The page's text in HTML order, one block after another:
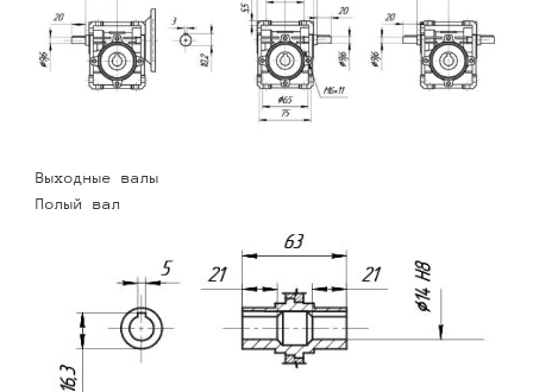
Выходные валы
Полый вал